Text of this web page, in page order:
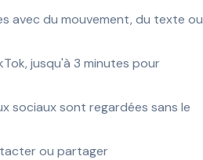
avec du mouvement, du texte ou
jusqu'à 3 minutes pour
sociaux sont regardées sans le
ou partager